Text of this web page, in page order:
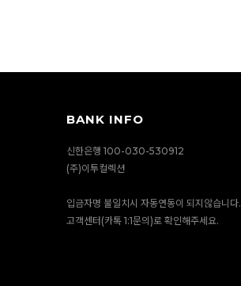
BANK INFO
신한은행 100-030-530912
(주)이투컬렉션
입금자명 불일치시 자동연동이 되지않습니다.
고객센터(카톡 1:1문의)로 확인해주세요.